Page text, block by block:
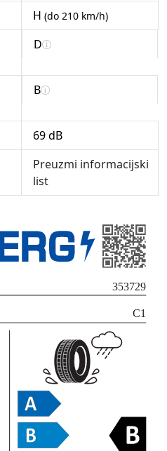
H (do 210 km/h)
D
B
69 dB
Preuzmi informacijski
list